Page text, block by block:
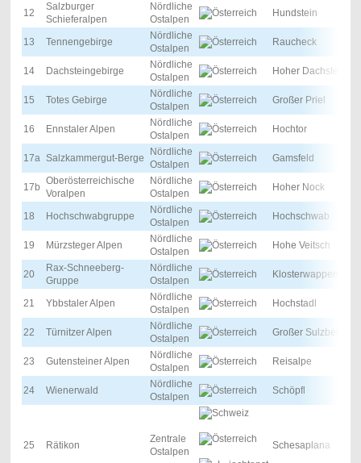
12
Salzburger
Schieferalpen
Nördliche
Ostalpen
Hundstein
13 Tennengebirge
Nördliche
Ostalpen
Raucheck
14 Dachsteingebirge
Nördliche
Ostalpen
Hoher Dachstein
15 Totes Gebirge
Nördliche
Ostalpen
Großer Priel
16 Ennstaler Alpen
Nördliche
Ostalpen
Hochtor
17a Salzkammergut-Berge
Nördliche
Ostalpen
Gamsfeld
17b
Oberösterreichische
Voralpen
Nördliche
Ostalpen
Hoher Nock
18 Hochschwabgruppe
Nördliche
Ostalpen
Hochschwab
19 Mürzsteger Alpen
Nördliche
Ostalpen
Hohe Veitsch
20
Rax-Schneeberg-
Gruppe
Nördliche
Ostalpen
Klosterwappen
21 Ybbstaler Alpen
Nördliche
Ostalpen
Hochstadl
22 Türnitzer Alpen
Nördliche
Ostalpen
Großer Sulzberg
23 Gutensteiner Alpen
Nördliche
Ostalpen
Reisalpe
24 Wienerwald
Nördliche
Ostalpen
Schöpfl
25 Rätikon
Zentrale
Ostalpen
Schesaplana